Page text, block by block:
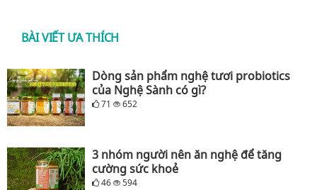
BÀI VIẾT ƯA THÍCH
Dòng sản phẩm nghệ tươi probiotics
của Nghệ Sành có gì?
71 652
3 nhóm người nên ăn nghệ để tăng
cường sức khoẻ
46 594